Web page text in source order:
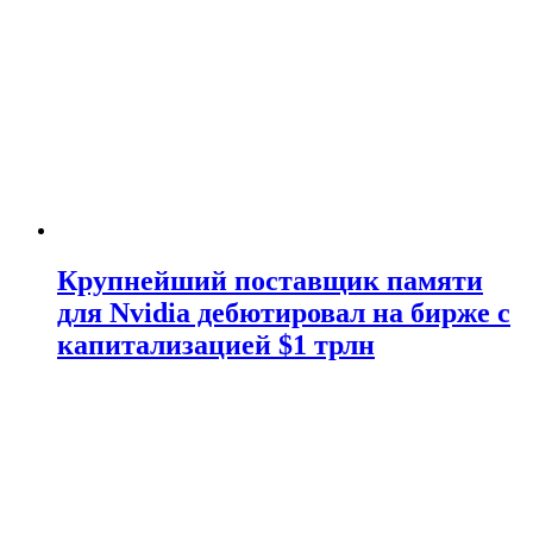
Крупнейший поставщик памяти
для Nvidia дебютировал на бирже с
капитализацией $1 трлн